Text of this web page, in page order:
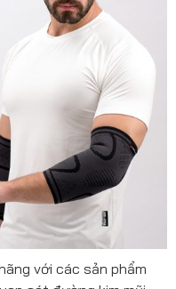
với các sản phẩm